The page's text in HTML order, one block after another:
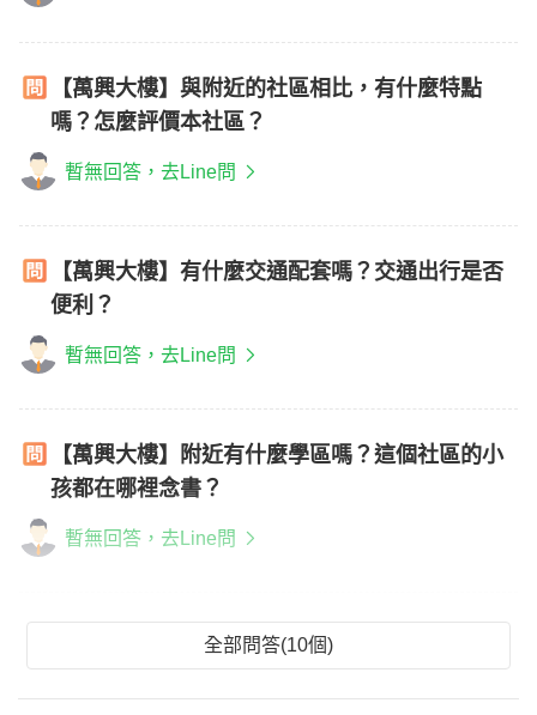
【萬興大樓】與附近的社區相比，有什麼特點
嗎？怎麼評價本社區？
暫無回答，去Line問
【萬興大樓】有什麼交通配套嗎？交通出行是否
便利？
暫無回答，去Line問
【萬興大樓】附近有什麼學區嗎？這個社區的小
孩都在哪裡念書？
暫無回答，去Line問
全部問答(10個)